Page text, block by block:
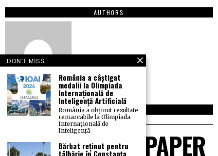
AUTHORS
NEWSLETTER
DON'T MISS
România a câștigat
medalii la Olimpiada
Internațională de
Inteligență Artificială
România a obținut rezultate
remarcabile la Olimpiada
Internațională de
Inteligență
Bărbat reținut pentru
tâlhărie în Constanța